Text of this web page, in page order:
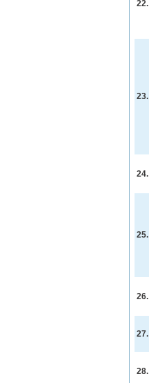
22.
23.
24.
25.
26.
27.
28.